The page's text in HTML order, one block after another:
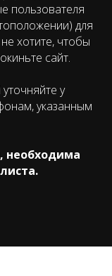
пользователя
для
хотите, чтобы
сайт.
у
указанным
необходима